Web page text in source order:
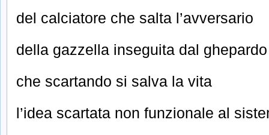
del calciatore che salta l’avversario
della gazzella inseguita dal ghepardo
che scartando si salva la vita
l’idea scartata non funzionale al